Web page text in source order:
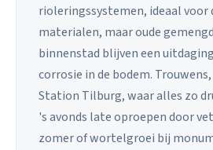
rioleringssystemen, ideaal voor
materialen, maar oude
binnenstad blijven een
corrosie in de bodem.
Station Tilburg, waar alles zo
's avonds late oproepen door
zomer of wortelgroei bij